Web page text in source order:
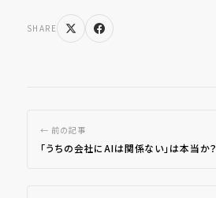
SHARE
← 前の記事
「うちの会社にAIは関係ない」は本当か？